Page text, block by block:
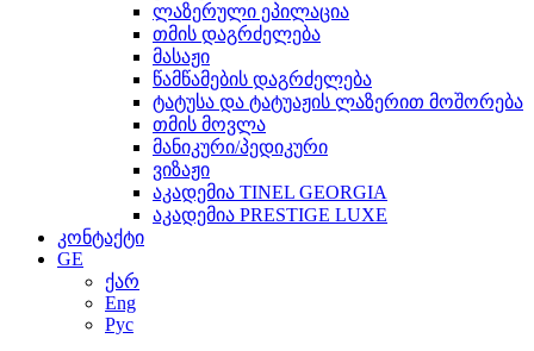
ლაზერული ეპილაცია
თმის დაგრძელება
მასაჟი
წამწამების დაგრძელება
ტატუსა და ტატუაჟის ლაზერით მოშორება
თმის მოვლა
მანიკური/პედიკური
ვიზაჟი
აკადემია TINEL GEORGIA
აკადემია PRESTIGE LUXE
კონტაქტი
GE
ქარ
Eng
Рус